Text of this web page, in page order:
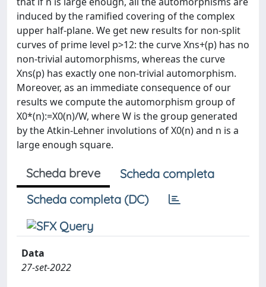
induced by the ramified covering of the complex
upper half-plane. We get new results for non-split
curves of prime level p>12: the curve Xns+(p) has no
non-trivial automorphisms, whereas the curve
Xns(p) has exactly one non-trivial automorphism.
Moreover, as an immediate consequence of our
results we compute the automorphism group of
X0*(n):=X0(n)/W, where W is the group generated
by the Atkin-Lehner involutions of X0(n) and n is a
large enough square.
Scheda breve
Scheda completa
Scheda completa (DC)
Data
27-set-2022